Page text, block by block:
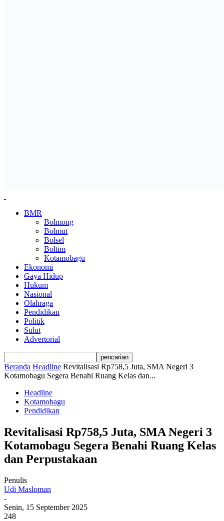
BMR
Bolmong
Bolmut
Bolsel
Boltim
Kotamobagu
Ekonomi
Gaya Hidup
Hukum
Nasional
Olahraga
Pendidikan
Politik
Sulut
Advertorial
Beranda Headline Revitalisasi Rp758,5 Juta, SMA Negeri 3
Kotamobagu Segera Benahi Ruang Kelas dan...
Headline
Kotamobagu
Pendidikan
Revitalisasi Rp758,5 Juta, SMA Negeri 3
Kotamobagu Segera Benahi Ruang Kelas
dan Perpustakaan
Penulis
Udi Masloman
-
Senin, 15 September 2025
248